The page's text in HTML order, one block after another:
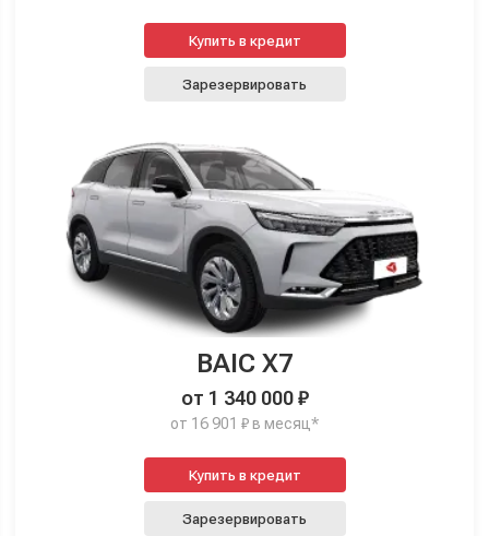
Купить в кредит
Зарезервировать
BAIC X7
от 1 340 000 ₽
от 16 901 ₽ в месяц*
Купить в кредит
Зарезервировать